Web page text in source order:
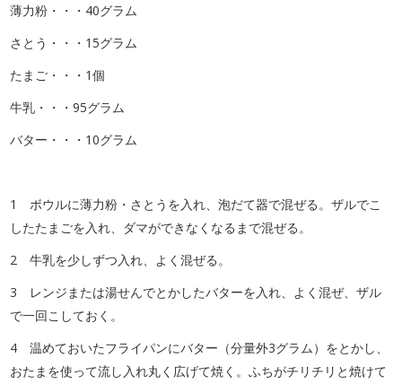
薄力粉・・・40グラム
さとう・・・15グラム
たまご・・・1個
牛乳・・・95グラム
バター・・・10グラム
1 ボウルに薄力粉・さとうを入れ、泡だて器で混ぜる。ザルでこ
したたまごを入れ、ダマができなくなるまで混ぜる。
2 牛乳を少しずつ入れ、よく混ぜる。
3 レンジまたは湯せんでとかしたバターを入れ、よく混ぜ、ザル
で一回こしておく。
4 温めておいたフライパンにバター（分量外3グラム）をとかし、
おたまを使って流し入れ丸く広げて焼く。ふちがチリチリと焼けて